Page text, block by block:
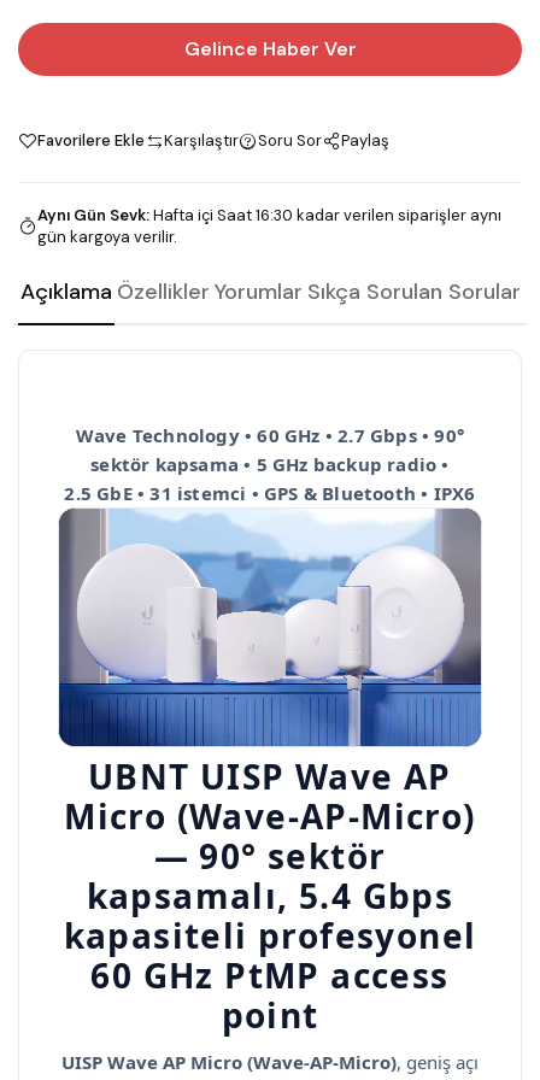
Gelince Haber Ver
Favorilere Ekle Karşılaştır Soru Sor Paylaş
Aynı Gün Sevk:Hafta içi Saat 16:30 kadar verilen siparişler aynı
gün kargoya verilir.
Açıklama Özellikler Yorumlar Sıkça Sorulan Sorular
Wave Technology • 60 GHz • 2.7 Gbps • 90°
sektör kapsama • 5 GHz backup radio •
2.5 GbE • 31 istemci • GPS & Bluetooth • IPX6
UBNT UISP Wave AP
Micro (Wave-AP-Micro)
— 90° sektör
kapsamalı, 5.4 Gbps
kapasiteli profesyonel
60 GHz PtMP access
point
UISP Wave AP Micro (Wave-AP-Micro), geniş açı